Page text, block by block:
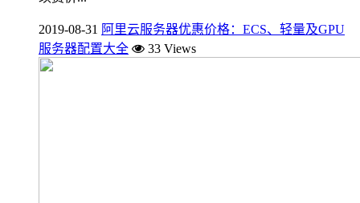
2019-08-31 阿里云服务器优惠价格：ECS、轻量及GPU
服务器配置大全
33 Views